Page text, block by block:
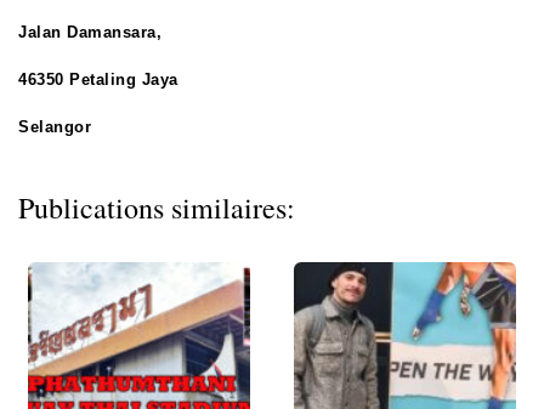
Jalan Damansara,
46350 Petaling Jaya
Selangor
Publications similaires: